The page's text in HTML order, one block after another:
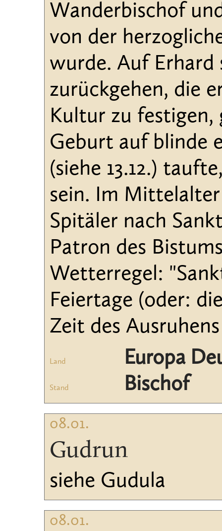
Wanderbischof
von der
wurde. Auf Erhard
zurückgehen, die
Kultur zu festigen,
Geburt auf blinde
(siehe 13.12.)
sein. Im
Spitäler nach
Patron des
Wetterregel:
Feiertage (oder:
Zeit des
Land Europa
Stand Bischof
08.01.
Gudrun
siehe Gudula
08.01.